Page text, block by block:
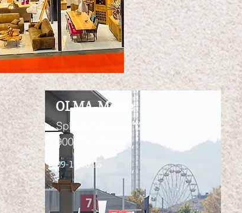
OLMA-Messe
Splügenstrasse 12,
9008 St. Gallen
09-19.10.25